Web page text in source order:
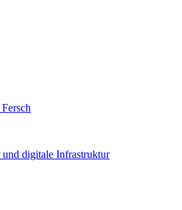
digitale Infrastruktur